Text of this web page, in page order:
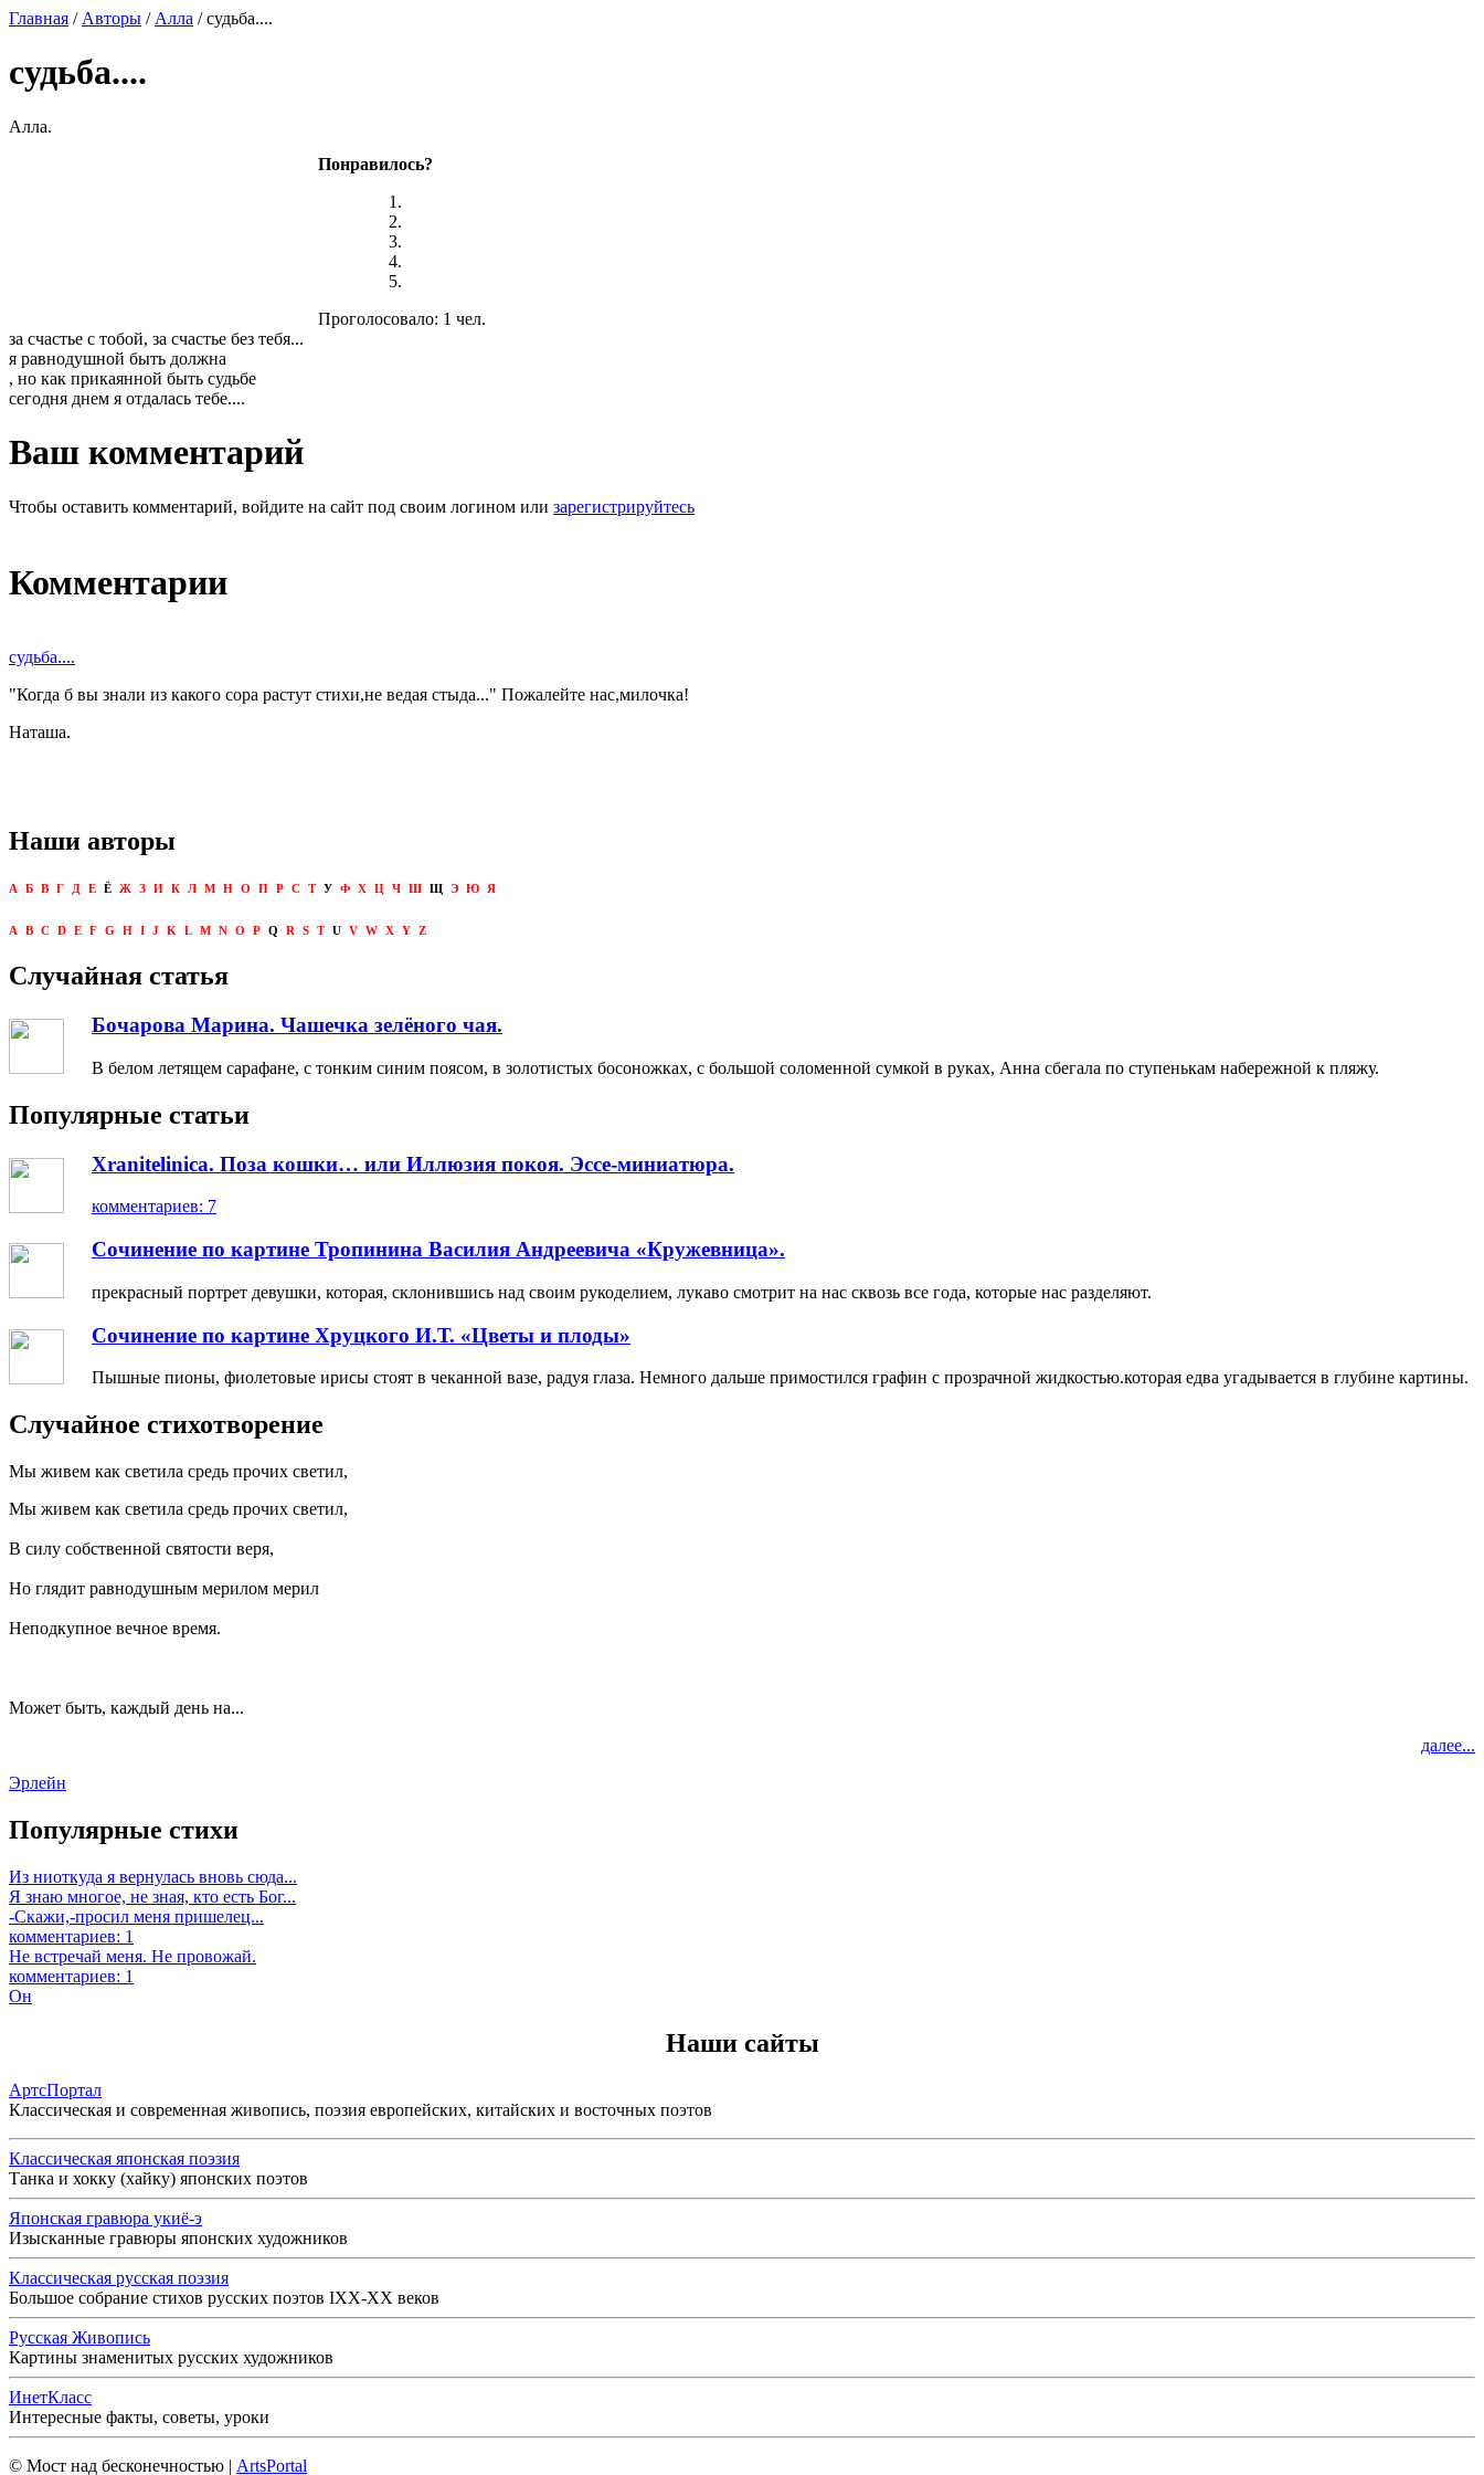
Главная / Авторы / Алла / судьба....
судьба....
Алла.
Понравилось?
Проголосовало: 1 чел.
за счастье с тобой, за счастье без тебя...
я равнодушной быть должна
, но как прикаянной быть судьбе
сегодня днем я отдалась тебе....
Ваш комментарий
Чтобы оставить комментарий, войдите на сайт под своим логином или зарегистрируйтесь
Комментарии
судьба....
"Когда б вы знали из какого сора растут стихи,не ведая стыда..." Пожалейте нас,милочка!
Наташа.
Наши авторы
А Б В Г Д Е Ё Ж З И К Л М Н О П Р С Т У Ф Х Ц Ч Ш Щ Э Ю Я
A B C D E F G H I J K L M N O P Q R S T U V W X Y Z
Случайная статья
Бочарова Марина. Чашечка зелёного чая.
В белом летящем сарафане, с тонким синим поясом, в золотистых босоножках, с большой соломенной сумкой в руках, Анна сбегала по ступенькам набережной к пляжу.
Популярные статьи
Xranitelinica. Поза кошки… или Иллюзия покоя. Эссе-миниатюра.
комментариев: 7
Сочинение по картине Тропинина Василия Андреевича «Кружевница».
прекрасный портрет девушки, которая, склонившись над своим рукоделием, лукаво смотрит на нас сквозь все года, которые нас разделяют.
Сочинение по картине Хруцкого И.Т. «Цветы и плоды»
Пышные пионы, фиолетовые ирисы стоят в чеканной вазе, радуя глаза. Немного дальше примостился графин с прозрачной жидкостью.которая едва угадывается в глубине картины.
Случайное стихотворение
Мы живем как светила средь прочих светил,
Мы живем как светила средь прочих светил,
В силу собственной святости веря,
Но глядит равнодушным мерилом мерил
Неподкупное вечное время.
Может быть, каждый день на...
далее...
Эрлейн
Популярные стихи
Из ниоткуда я вернулась вновь сюда...
Я знаю многое, не зная, кто есть Бог...
-Скажи,-просил меня пришелец...
комментариев: 1
Не встречай меня. Не провожай.
комментариев: 1
Он
Наши сайты
АртсПортал
Классическая и современная живопись, поэзия европейских, китайских и восточных поэтов
Классическая японская поэзия
Танка и хокку (хайку) японских поэтов
Японская гравюра укиё-э
Изысканные гравюры японских художников
Классическая русская поэзия
Большое собрание стихов русских поэтов IXX-XX веков
Русская Живопись
Картины знаменитых русских художников
ИнетКласс
Интересные факты, советы, уроки
© Мост над бесконечностью | ArtsPortal